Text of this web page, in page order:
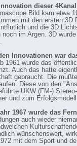
dieser
Bild kam etwa
mit den ersten 3D
und die 3D
noch im Argen. 3D
Innovationen war
1961 wurde das
Auch das hatte
gebraucht. Die
Diese von den
UKW (FM-)
und zum
1967 wurde das
auch wieder
wünschenswert,
mit dem Sport und